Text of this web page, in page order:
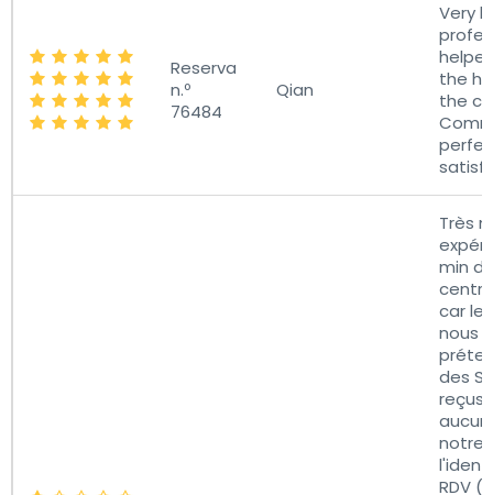
Reserva
n.º
76484
Qian
Very
the
the
Très
min
car le
nous
des
notre
RDV